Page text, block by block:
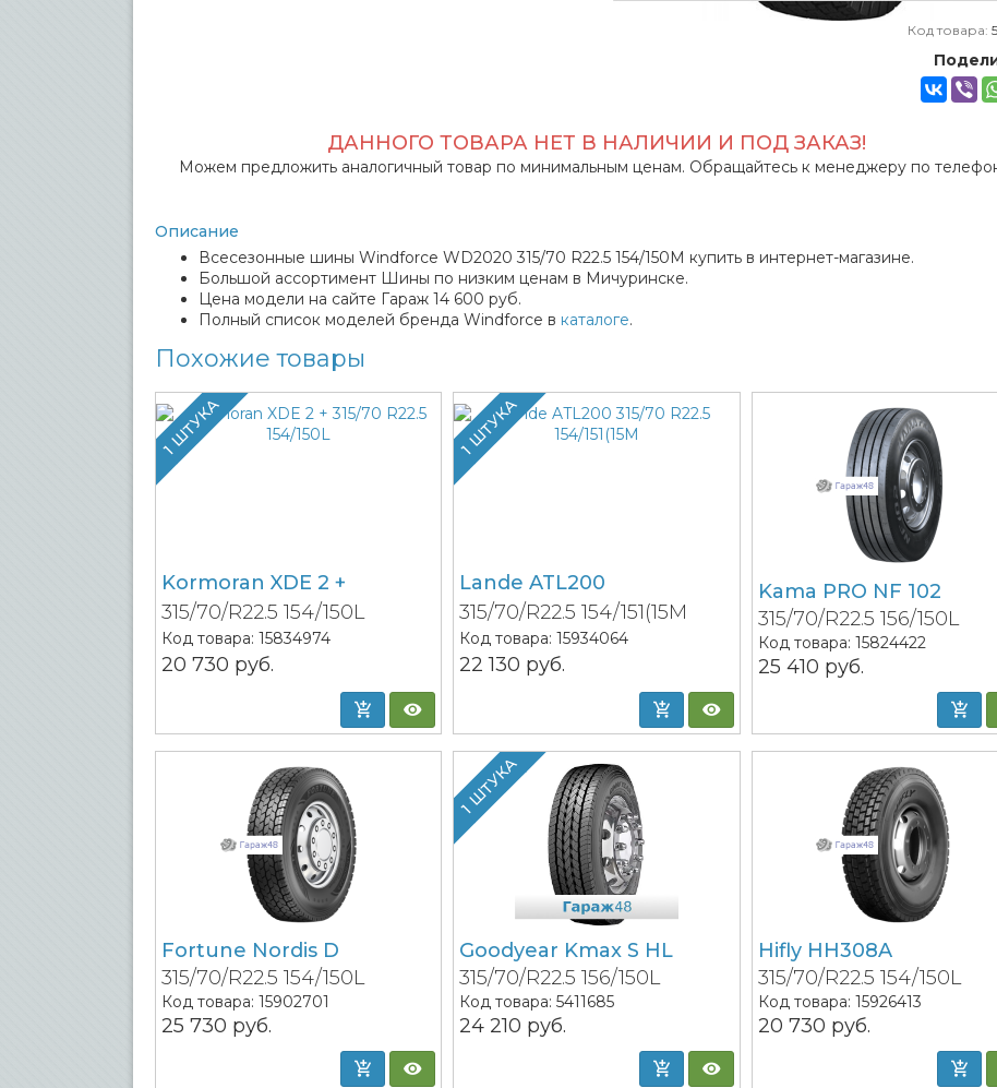
Код товара:
ДАННОГО ТОВАРА НЕТ В НАЛИЧИИ И ПОД ЗАКАЗ!
Можем предложить аналогичный товар по минимальным ценам. Обращайтесь к менеджеру по
Описание
Всесезонные шины Windforce WD2020 315/70 R22.5 154/150M купить в интернет-магазине.
Большой ассортимент Шины по низким ценам в Мичуринске.
Цена модели на сайте Гараж 14 600 руб.
Полный список моделей бренда Windforce в каталоге.
Похожие товары
1 ШТУКА
Kormoran XDE 2 +
315/70/R22.5 154/150L
Код товара: 15834974
20 730 руб.
1 ШТУКА
Lande ATL200
315/70/R22.5 154/151(15M
Код товара:15934064
22 130 руб.
Kama PRO NF 102
315/70/R22.5 156/150L
Код товара: 15824422
25 410 руб.
Fortune Nordis D
315/70/R22.5 154/150L
Код товара: 15902701
25 730 руб.
1 ШТУКА
Goodyear Kmax S HL
315/70/R22.5 156/150L
Код товара:5411685
24 210 руб.
Hifly HH308A
315/70/R22.5 154/150L
Код товара: 15926413
20 730 руб.